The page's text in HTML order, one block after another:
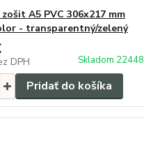
A5 PVC 306x217 mm
- transparentný/zelený
DPH Skladom 22448
Pridať do košíka